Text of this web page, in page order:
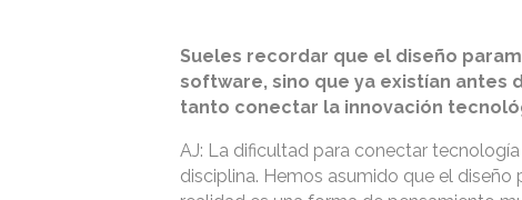
Sueles recordar que el diseño
software, sino que ya existían antes
tanto conectar la innovación
AJ: La dificultad para conectar
disciplina. Hemos asumido que el